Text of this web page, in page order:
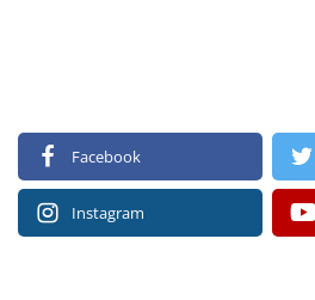
Facebook
Instagram